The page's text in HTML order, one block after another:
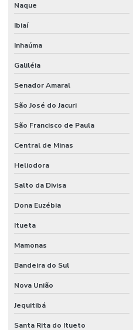
Naque
Ibiaí
Inhaúma
Galiléia
Senador Amaral
São José do Jacuri
São Francisco de Paula
Central de Minas
Heliodora
Salto da Divisa
Dona Euzébia
Itueta
Mamonas
Bandeira do Sul
Nova União
Jequitibá
Santa Rita do Itueto